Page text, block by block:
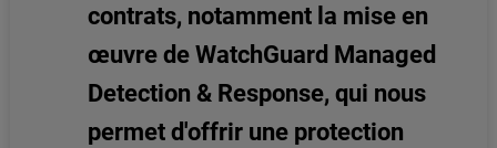
contrats, notamment la mise en
œuvre de WatchGuard Managed
Detection & Response, qui nous
permet d'offrir une protection